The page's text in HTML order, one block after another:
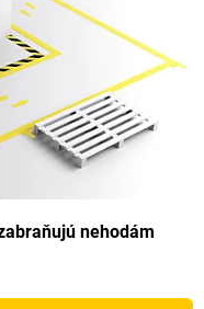
nehodám